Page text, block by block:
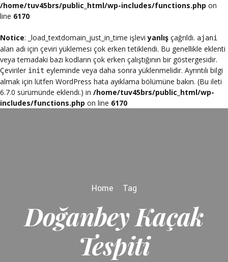
/home/tuv45brs/public_html/wp-includes/functions.php on
line 6170
Notice: _load_textdomain_just_in_time işleviyanlış çağrıldı. ajani
alan adı için çeviri yüklemesi çok erken tetiklendi. Bu genellikle eklenti
veya temadaki bazı kodların çok erken çalıştığının bir göstergesidir.
Çeviriler init eyleminde veya daha sonra yüklenmelidir. Ayrıntılı bilgi
almak için lütfen WordPress hata ayıklama bölümüne bakın. (Bu ileti
6.7.0 sürümünde eklendi.) in /home/tuv45brs/public_html/wp-
includes/functions.php on line 6170
Home Tag
Doğanbey Kaçak
Tespiti